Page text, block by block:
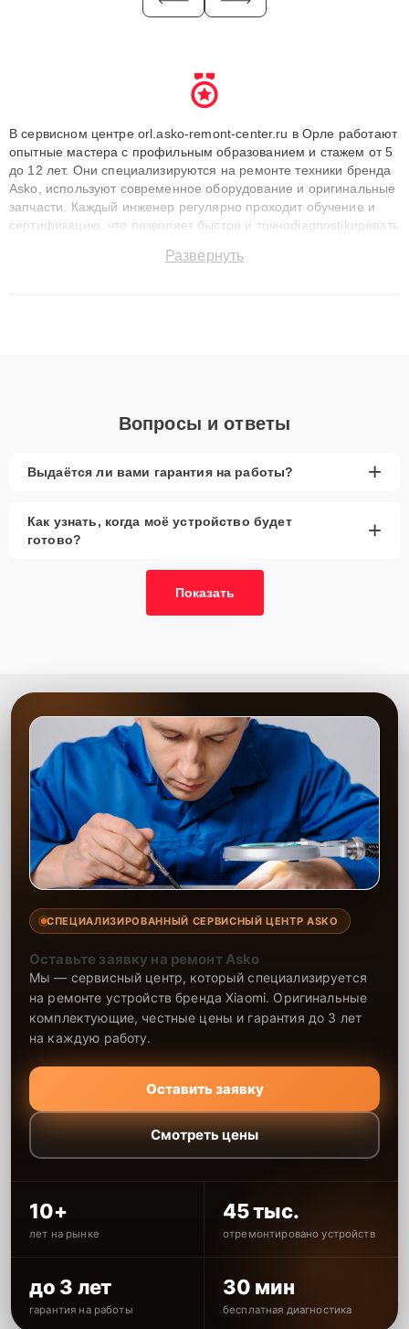
В сервисном центре orl.asko-remont-center.ru в Орле работают
опытные мастера с профильным образованием и стажем от 5
до 12 лет. Они специализируются на ремонте техники бренда
Asko, используют современное оборудование и оригинальные
запчасти. Каждый инженер регулярно проходит обучение и
сертификацию, что позволяет быстро и точноdiagnostikировать
до 3 лет. Наши мастера решают сложные случаи: от замены
Развернуть
Вопросы и ответы
Выдаётся ли вами гарантия на работы? +
Как узнать, когда моё устройство будет
готово?
+
Показать
СПЕЦИАЛИЗИРОВАННЫЙ СЕРВИСНЫЙ ЦЕНТР ASKO
Оставьте заявку на ремонт Asko
Мы — сервисный центр, который специализируется
на ремонте устройств бренда Xiaomi. Оригинальные
комплектующие, честные цены и гарантия до 3 лет
на каждую работу.
Оставить заявку
Смотреть цены
10+
лет на рынке
45 тыс.
отремонтировано устройств
до 3 лет
гарантия на работы
30 мин
бесплатная диагностика